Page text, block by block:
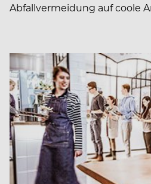
Abfallvermeidung auf coole